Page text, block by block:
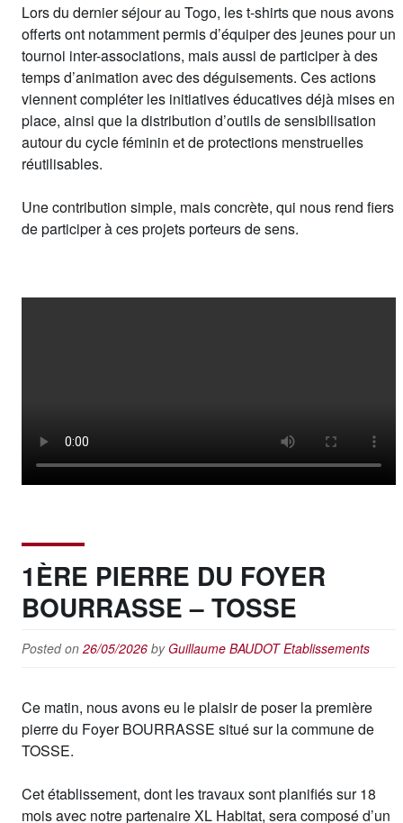
Lors du dernier séjour au Togo, les t-shirts que nous avons
offerts ont notamment permis d’équiper des jeunes pour un
tournoi inter-associations, mais aussi de participer à des
temps d’animation avec des déguisements. Ces actions
viennent compléter les initiatives éducatives déjà mises en
place, ainsi que la distribution d’outils de sensibilisation
autour du cycle féminin et de protections menstruelles
réutilisables.
Une contribution simple, mais concrète, qui nous rend fiers
de participer à ces projets porteurs de sens.
1ÈRE PIERRE DU FOYER
BOURRASSE – TOSSE
Posted on26/05/2026 by Guillaume BAUDOT Etablissements
Ce matin, nous avons eu le plaisir de poser la première
pierre du Foyer BOURRASSE situé sur la commune de
TOSSE.
Cet établissement, dont les travaux sont planifiés sur 18
mois avec notre partenaire XL Habitat, sera composé d’un